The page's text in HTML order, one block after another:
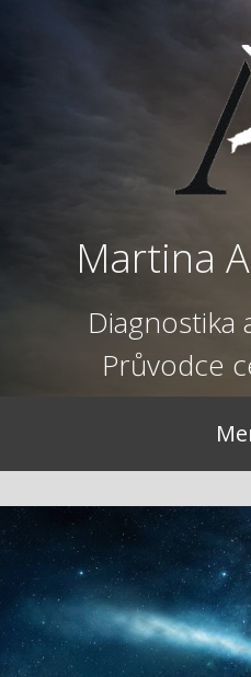
Martina
Diagnostika
Průvodce